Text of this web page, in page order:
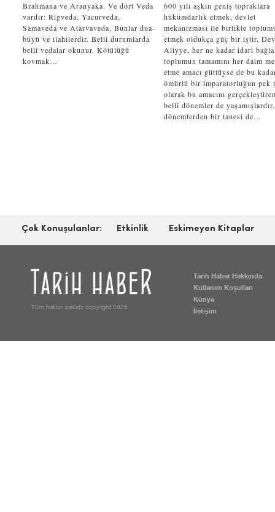
Brahmana ve Aranyaka. Ve dört Veda
vardır: Rigveda, Yacurveda,
Samaveda ve Atarvaveda. Bunlar dua-
büyü ve ilahilerdir. Belli durumlarda
belli vedalar okunur. Kötülüğü
kovmak…
600 yılı aşkın geniş topraklara
hükümdarlık etmek, devlet
mekanizması ile birlikte
etmek oldukça güç bir iştir.
Aliyye, her ne kadar idari
toplumun tamamını her daim
etme amacı güttüyse de bu
ömürlü bir imparatorluğun pek
olarak bu amacını
belli dönemler de
dönemlerden bir tanesi de…
Çok Konuşulanlar: Etkinlik Eskimeyen Kitaplar
Tarih Haber Hakkında
Kullanım Koşulları
Künye
İletişim
Tüm hakları saklıdır copyright 2026